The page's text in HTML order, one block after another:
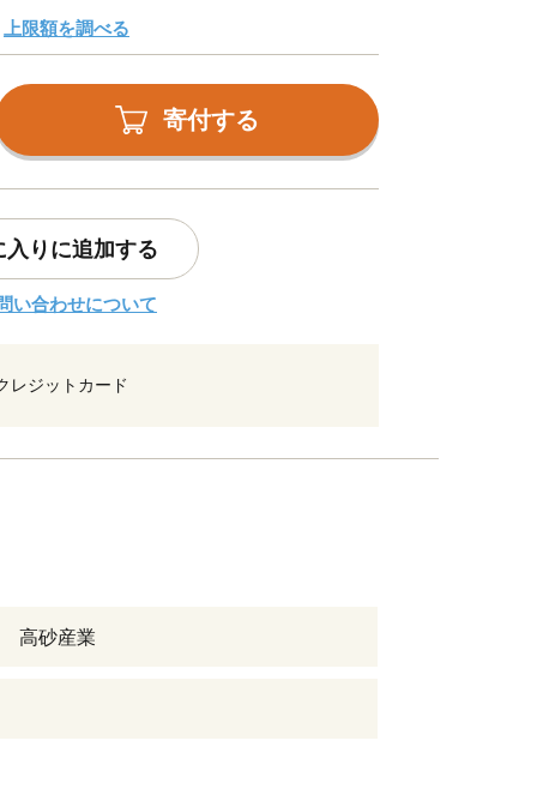
上限額を調べる
寄付する
入りに追加する
い合わせについて
レジットカード
高砂産業